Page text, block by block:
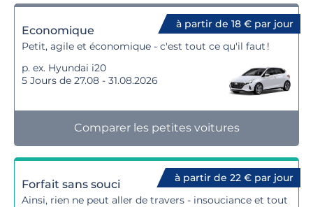
à partir de 18 € par jour
Economique
Petit, agile et économique - c'est tout ce qu'il faut !
p. ex. Hyundai i20
5 Jours de 27.08 - 31.08.2026
Comparer les petites voitures
à partir de 22 € par jour
Forfait sans souci
Ainsi, rien ne peut aller de travers - insouciance et tout